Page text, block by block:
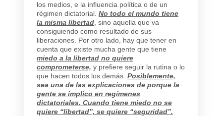
los medios, e la influencia política o de un
régimen dictatorial. No todo el mundo tiene
la misma libertad , sino aquella que va
consiguiendo como resultado de sus
liberaciones. Por otro lado, hay que tener en
cuenta que existe mucha gente que tiene
miedo a la libertad no quiere
comprometerse, y prefiere seguir la rutina o lo
que hacen todos los demás. Posiblemente,
sea una de las explicaciones de porque la
gente se implico en regímenes
dictatoriales. Cuando tiene miedo no se
quiere “libertad”, se quiere “seguridad”.